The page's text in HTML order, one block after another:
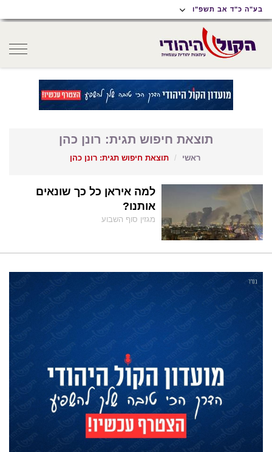
תפריט
נגישות
תפריט
ראשי
תוכן
ראשי
בע"ה כ"ד אב תשפ"ו
תוצאת חיפוש תגית: רונן כהן
ראשי תוצאת חיפוש תגית: רונן כהן
למה איראן כל כך שונאים
אותנו?
מגזין סוף השבוע